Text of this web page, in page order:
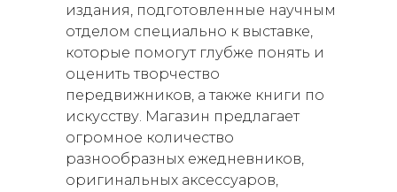
издания, подготовленные научным
отделом специально к выставке,
которые помогут глубже понять и
оценить творчество
передвижников, а также книги по
искусству. Магазин предлагает
огромное количество
разнообразных ежедневников,
оригинальных аксессуаров,